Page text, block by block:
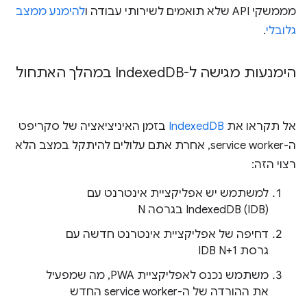
מממשקי API שלא תואמים לשירותי עבודה ו
להימנע ממצב
גלובלי.
הימנעות מגישה ל-IndexedDB במהלך האתחול
אל תקראו את IndexedDB בזמן האיניציאציה של סקריפט
ה-service worker, אחרת אתם עלולים להיתקל במצב הלא
רצוי הזה:
למשתמש יש אפליקציית אינטרנט עם
IndexedDB (IDB) בגרסה N
דחיפה של אפליקציית אינטרנט חדשה עם
גרסת IDB N+1
משתמש נכנס לאפליקציית PWA, מה שמפעיל
את ההורדה של ה-service worker החדש